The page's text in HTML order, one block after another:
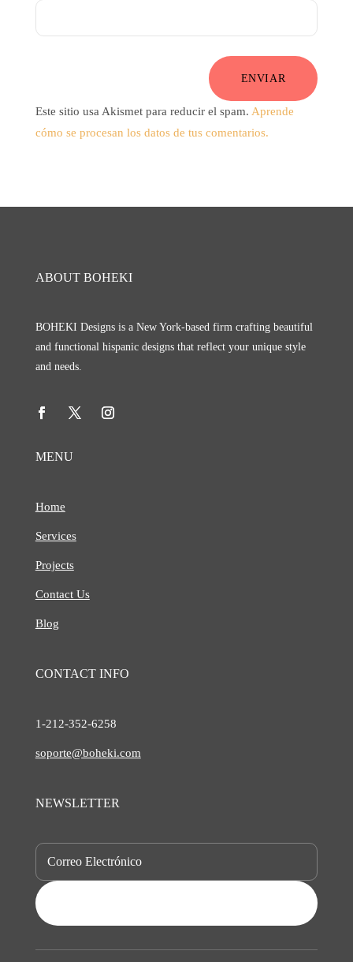
ENVIAR
Este sitio usa Akismet para reducir el spam. Aprende
cómo se procesan los datos de tus comentarios.
ABOUT BOHEKI
BOHEKI Designs is a New York-based firm crafting beautiful
and functional hispanic designs that reflect your unique style
and needs.
MENU
Home
Services
Projects
Contact Us
Blog
CONTACT INFO
1-212-352-6258
soporte@boheki.com
NEWSLETTER